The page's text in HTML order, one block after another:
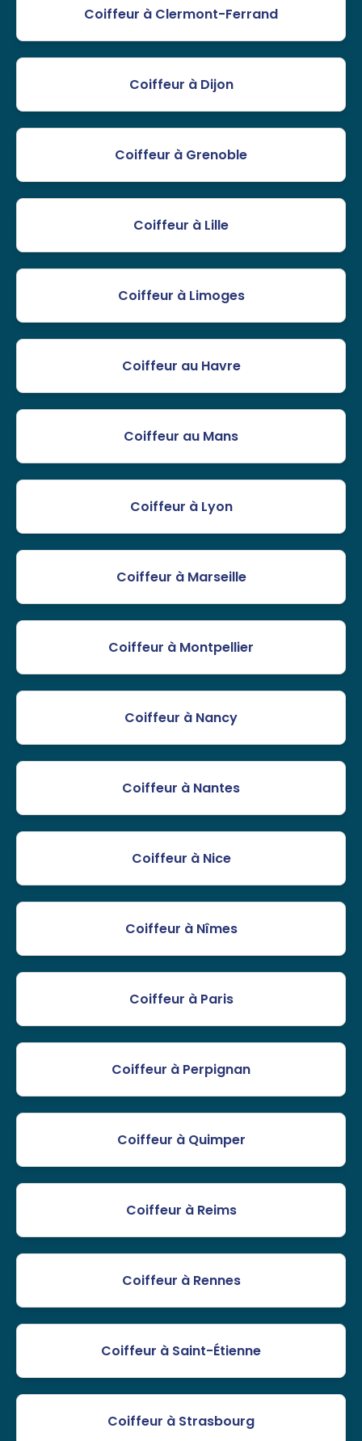
Coiffeur à Clermont-Ferrand
Coiffeur à Dijon
Coiffeur à Grenoble
Coiffeur à Lille
Coiffeur à Limoges
Coiffeur au Havre
Coiffeur au Mans
Coiffeur à Lyon
Coiffeur à Marseille
Coiffeur à Montpellier
Coiffeur à Nancy
Coiffeur à Nantes
Coiffeur à Nice
Coiffeur à Nîmes
Coiffeur à Paris
Coiffeur à Perpignan
Coiffeur à Quimper
Coiffeur à Reims
Coiffeur à Rennes
Coiffeur à Saint-Étienne
Coiffeur à Strasbourg